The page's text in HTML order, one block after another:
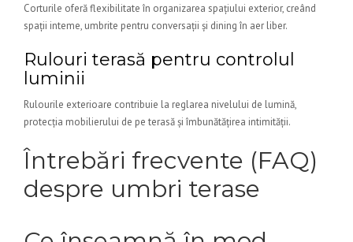
Corturile oferă flexibilitate în organizarea spațiului exterior, creând
spații inteme, umbrite pentru conversații și dining în aer liber.
Rulouri terasă pentru controlul
luminii
Rulourile exterioare contribuie la reglarea nivelului de lumină,
protecția mobilierului de pe terasă și îmbunătățirea intimității.
Întrebări frecvente (FAQ)
despre umbri terase